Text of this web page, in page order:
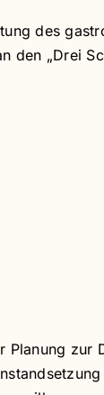
des
den „Drei
Planung zur